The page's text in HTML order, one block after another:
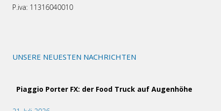
P.iva: 11316040010
UNSERE NEUESTEN NACHRICHTEN
Piaggio Porter FX: der Food Truck auf Augenhöhe